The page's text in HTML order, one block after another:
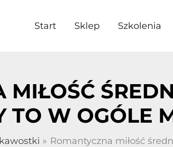
Start Sklep Szkolenia
MIŁOŚĆ
TO W OGÓLE
Romantyczna miłość